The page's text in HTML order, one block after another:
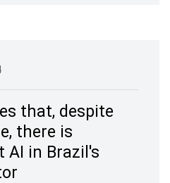
that, despite
there is
AI in Brazil's